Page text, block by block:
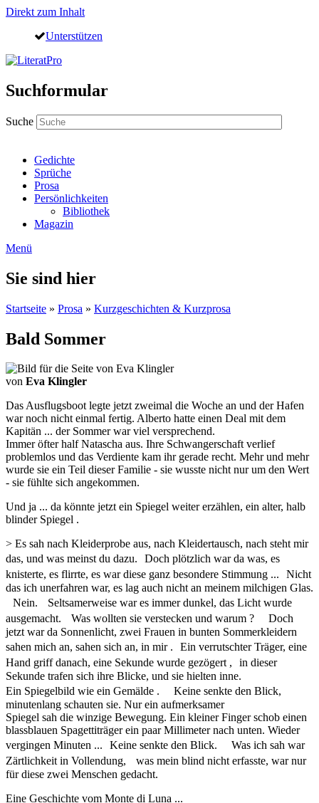
Direkt zum Inhalt
Unterstützen
Suchformular
Suche
Gedichte
Sprüche
Prosa
Persönlichkeiten
Bibliothek
Magazin
Menü
Sie sind hier
Startseite » Prosa » Kurzgeschichten & Kurzprosa
Bald Sommer
von Eva Klingler
Das Ausflugsboot legte jetzt zweimal die Woche an und der Hafen
war noch nicht einmal fertig. Alberto hatte einen Deal mit dem
Kapitän ... der Sommer war viel versprechend.
Immer öfter half Natascha aus. Ihre Schwangerschaft verlief
problemlos und das Verdiente kam ihr gerade recht. Mehr und mehr
wurde sie ein Teil dieser Familie - sie wusste nicht nur um den Wert
- sie fühlte sich angekommen.
Und ja ... da könnte jetzt ein Spiegel weiter erzählen, ein alter, halb
blinder Spiegel .
> Es sah nach Kleiderprobe aus, nach Kleidertausch, nach steht mir
das, und was meinst du dazu. Doch plötzlich war da was, es
knisterte, es flirrte, es war diese ganz besondere Stimmung ... Nicht
das ich unerfahren war, es lag auch nicht an meinem milchigen Glas.
Nein. Seltsamerweise war es immer dunkel, das Licht wurde
ausgemacht. Was wollten sie verstecken und warum ? Doch
jetzt war da Sonnenlicht, zwei Frauen in bunten Sommerkleidern
sahen mich an, sahen sich an, in mir . Ein verrutschter Träger, eine
Hand griff danach, eine Sekunde wurde gezögert , in dieser
Sekunde trafen sich ihre Blicke, und sie hielten inne.
Ein Spiegelbild wie ein Gemälde . Keine senkte den Blick,
minutenlang schauten sie. Nur ein aufmerksamer
Spiegel sah die winzige Bewegung. Ein kleiner Finger schob einen
blassblauen Spagettiträger ein paar Millimeter nach unten. Wieder
vergingen Minuten ... Keine senkte den Blick. Was ich sah war
Zärtlichkeit in Vollendung, was mein blind nicht erfasste, war nur
für diese zwei Menschen gedacht.
Eine Geschichte vom Monte di Luna ...